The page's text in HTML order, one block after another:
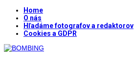
Home
O nás
Hľadáme fotografov a redaktorov
Cookies a GDPR